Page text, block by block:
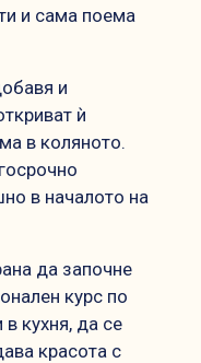
и сама поема
и
ѝ
в коляното.
в началото на
да започне
курс по
кухня, да се
красота с